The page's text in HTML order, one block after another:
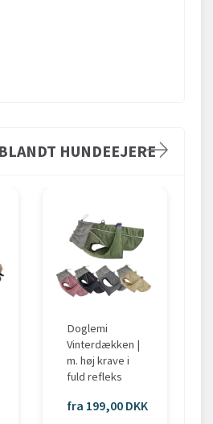
HUNDEEJERE
Doglemi
Vinterdækken |
m. høj krave i
fuld refleks
fra 199,00 DKK